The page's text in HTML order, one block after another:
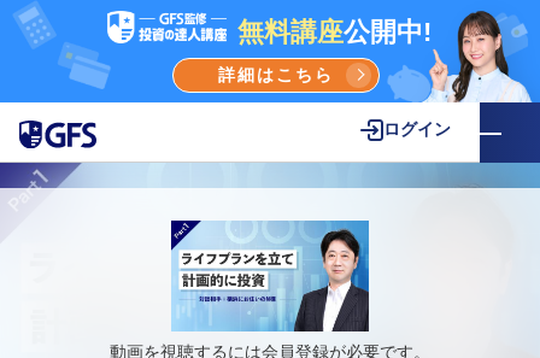
無料講座公開中!
詳細はこちら
ログイン
動画を視聴するには会員登録が必要です。